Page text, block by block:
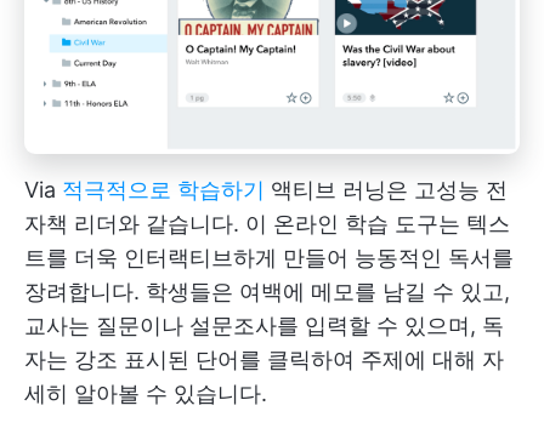
Via 적극적으로 학습하기 액티브 러닝은 고성능 전
자책 리더와 같습니다. 이 온라인 학습 도구는 텍스
트를 더욱 인터랙티브하게 만들어 능동적인 독서를
장려합니다. 학생들은 여백에 메모를 남길 수 있고,
교사는 질문이나 설문조사를 입력할 수 있으며, 독
자는 강조 표시된 단어를 클릭하여 주제에 대해 자
세히 알아볼 수 있습니다.